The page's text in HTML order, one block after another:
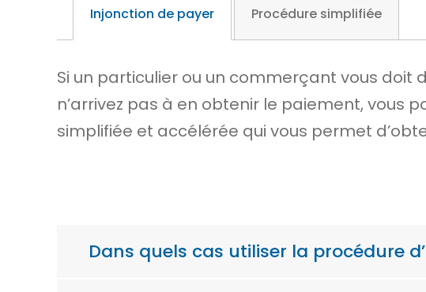
Injonction de payer Procédure simplifiée
Si un particulier ou un commerçant vous
n’arrivez pas à en obtenir le paiement, vous
simplifiée et accélérée qui vous permet
Dans quels cas utiliser la procédure